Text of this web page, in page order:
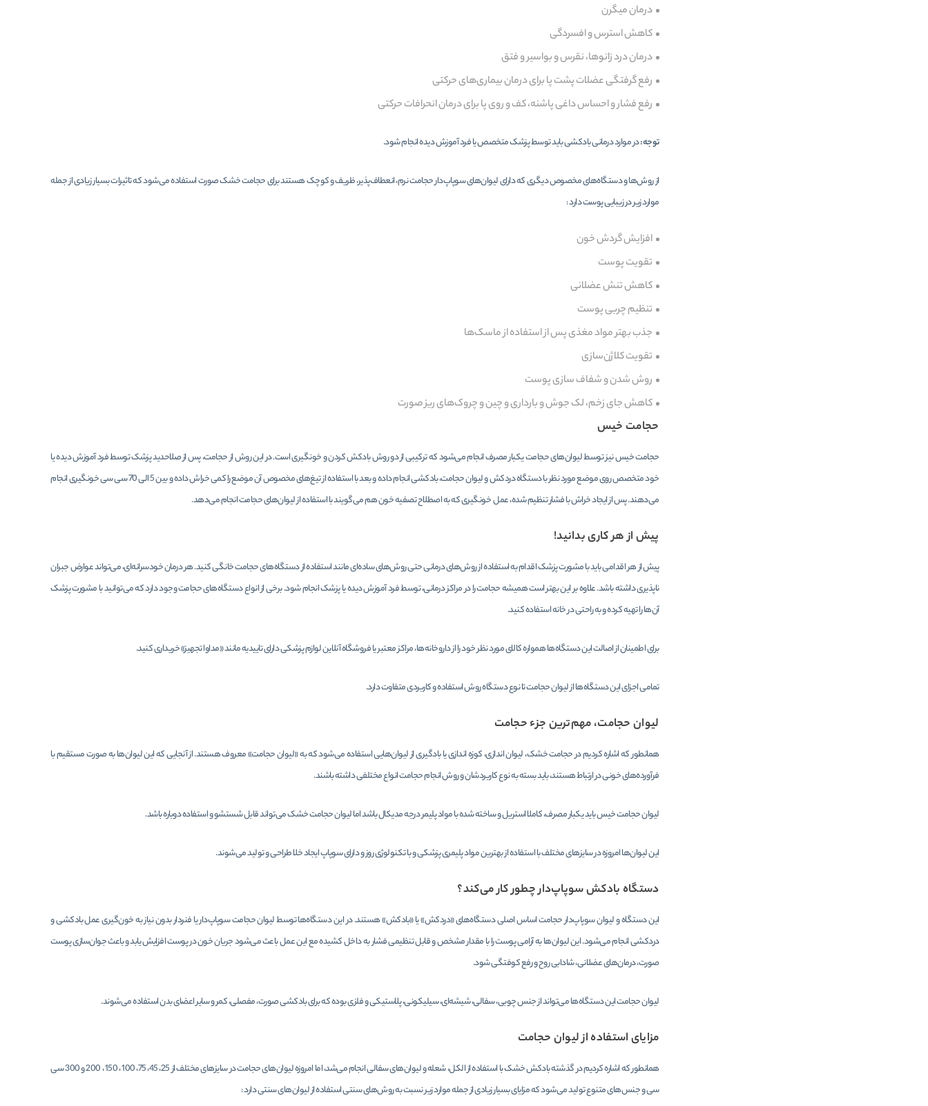
درمان میگرن
کاهش استرس و افسردگی
درمان درد زانوها، نقرس و بواسیر و فتق
رفع گرفتگی عضلات پشت پا برای درمان بیماری‌های حرکتی
رفع فشار و احساس داغی پاشنه، کف و روی پا برای درمان انحرافات حرکتی
توجه:در موارد درمانی بادکشی باید توسط پزشک متخصص یا فرد آموزش دیده انجام شود.
از روش‌ها و دستگاه‌های مخصوص دیگری که دارای لیوان‌های سوپاپ‌دار حجامت نرم، انعطاف‌پذیر، ظریف و کوچک هستند برای حجامت خشک صورت استفاده می‌شود که تاثیرات بسیار زیادی از جمله
موارد زیر در زیبایی پوست دارد :
افزایش گردش خون
تقویت پوست
کاهش تنش عضلانی
تنظیم چربی پوست
جذب بهتر مواد مغذی پس از استفاده از ماسک‌ها
تقویت کلاژن‌سازی
روش شدن و شفاف سازی پوست
کاهش جای زخم، لک جوش و بارداری و چین و چروک‌های ریز صورت
حجامت خیس
حجامت خیس نیز توسط لیوان‌های حجامت یکبار مصرف انجام می‌شود که ترکیبی از دو روش بادکش کردن و خونگیری است. در این روش از حجامت، پس از صلاحدید پزشک توسط فرد آموزش دیده یا
خود متخصص روی موضع مورد نظر با دستگاه دردکش و لیوان حجامت، بادکشی انجام داده و بعد با استفاده از تیغ‌های مخصوص آن موضع را کمی خراش داده و بین 5 الی 70 سی سی خونگیری انجام
می‌دهند. پس از ایجاد خراش با فشار تنظیم شده، عمل خونگیری که به اصطلاح تصفیه خون هم می‌گویند با استفاده از لیوان‌های حجامت انجام می‌دهد.
پیش از هر کاری بدانید!
پیش از هر اقدامی باید با مشورت پزشک اقدام به استفاده از روش‌های درمانی حتی روش‌های ساده‌ای مانند استفاده از دستگاه‌های حجامت خانگی کنید. هر درمان خودسرانه‌ای، می‌تواند عوارض جبران
ناپذیری داشته باشد. علاوه بر این بهتر است همیشه حجامت را در مراکز درمانی، توسط فرد آموزش دیده یا پزشک انجام شود. برخی از انواع دستگاه‌های حجامت وجود دارد که می‌توانید با مشورت پزشک
آن‌ها را تهیه کرده و به راحتی در خانه استفاده کنید.
برای اطمینان از اصالت این دستگاه‌ها همواره کالای مورد نظر خود را از داروخانه‌ها، مراکز معتبر یا فروشگاه آنلاین لوازم پزشکی دارای تاییدیه مانند «مداوا تجهیز» خریداری کنید.
تمامی اجزای این دستگاه‌ها از لیوان حجامت تا نوع دستگاه روش استفاده و کاربردی متفاوت دارد.
لیوان حجامت، مهم‌ترین جزء حجامت
همانطور که اشاره کردیم در حجامت خشک، لیوان اندازی، کوزه اندازی یا بادگیری از لیوان‌هایی استفاده می‌شود که به «لیوان حجامت» معروف هستند. از آنجایی که این لیوان‌ها به صورت مستقیم با
فرآورده‌های خونی در ارتباط هستند، باید بسته به نوع کاربردشان و روش انجام حجامت انواع مختلفی داشته باشند.
لیوان حجامت خیس باید یکبار مصرف، کاملا استریل و ساخته شده با مواد پلیمر درجه مدیکال باشد اما لیوان حجامت خشک می‌تواند قابل شستشو و استفاده دوباره باشد.
این لیوان‌ها امروزه در سایزهای مختلف با استفاده از بهترین مواد پلیمری پزشکی و با تکنولوژی روز و دارای سوپاپ ایجاد خلا طراحی و تولید می‌شوند.
دستگاه بادکش سوپاپ‌دار چطور کار می‌کند؟
این دستگاه و لیوان سوپاپ‌دار حجامت اساس اصلی دستگاه‌های «دردکش» یا «بادکش» هستند. در این دستگاه‌ها توسط لیوان‌ حجامت سوپاپ‌دار یا فنردار بدون نیاز به خون‌گیری عمل بادکشی و
دردکشی انجام می‌شود. این لیوان‌ها به آرامی پوست را با مقدار مشخص و قابل تنظیمی فشار به داخل کشیده مع این عمل باعث می‌شود جریان خون در پوست افزایش یابد و باعث جوان‌سازی پوست
صورت، درمان‌های عضلانی، شادابی روح و رفع کوفتگی شود.
لیوان حجامت این دستگاه‌ها می‌تواند از جنس چوبی، سفالی، شیشه‌ای، سیلیکونی، پلاستیکی و فلزی بوده که برای بادکشی صورت، مفصلی، کمر و سایر اعضای بدن استفاده می‌شوند.
مزایای استفاده از لیوان حجامت
همانطور که اشاره کردیم در گذشته بادکش خشک با استفاده از الکل، شعله و لیوان‌های سفالی انجام می‌شد، اما امروزه لیوان‌های حجامت در سایزهای مختلف از 25، 45، 75، 100 ، 150 ، 200 و 300 سی
سی و جنس‌های متنوع تولید می‌شود که مزایای بسیار زیادی از جمله موارد زیر نسبت به روش‌های سنتی استفاده از لیوان‌های سنتی دارد :